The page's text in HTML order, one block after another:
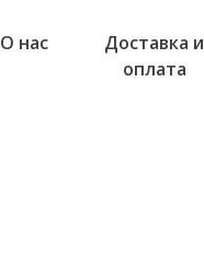
О нас
Доставка и
оплата